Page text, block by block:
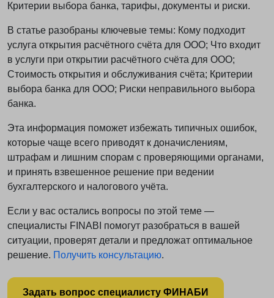
Критерии выбора банка, тарифы, документы и риски.
В статье разобраны ключевые темы: Кому подходит
услуга открытия расчётного счёта для ООО; Что входит
в услуги при открытии расчётного счёта для ООО;
Стоимость открытия и обслуживания счёта; Критерии
выбора банка для ООО; Риски неправильного выбора
банка.
Эта информация поможет избежать типичных ошибок,
которые чаще всего приводят к доначислениям,
штрафам и лишним спорам с проверяющими органами,
и принять взвешенное решение при ведении
бухгалтерского и налогового учёта.
Если у вас остались вопросы по этой теме —
специалисты FINABI помогут разобраться в вашей
ситуации, проверят детали и предложат оптимальное
решение. Получить консультацию.
Задать вопрос специалисту ФИНАБИ